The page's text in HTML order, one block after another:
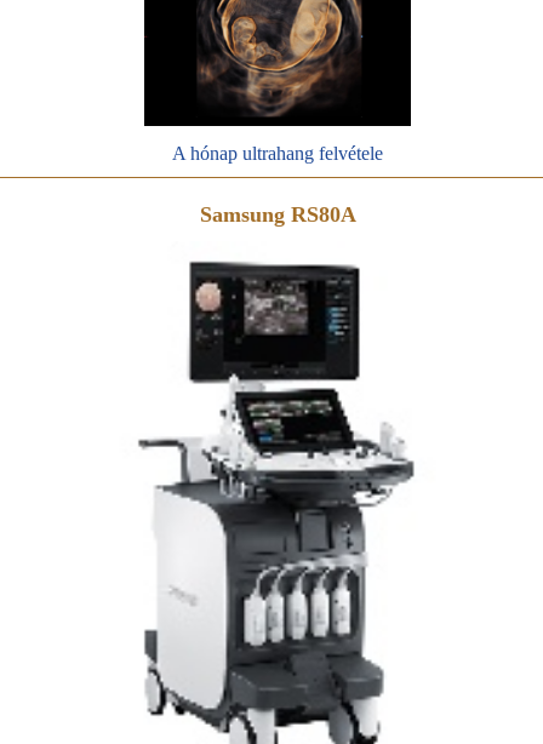
A hónap ultrahang felvétele
Samsung RS80A